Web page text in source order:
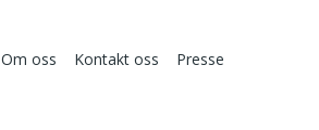
Om oss Kontakt oss Presse